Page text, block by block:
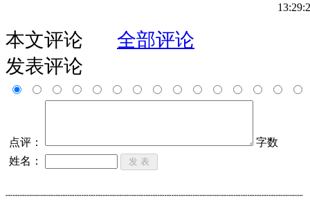
本文评论
全部评论
发表评论
点评：
字数
姓名：
┈┈┈┈┈┈┈┈┈┈┈┈┈┈┈┈┈┈┈┈┈┈┈┈┈┈┈┈┈┈┈┈┈┈┈┈┈┈┈┈┈┈┈